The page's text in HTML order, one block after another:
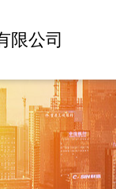
限公司